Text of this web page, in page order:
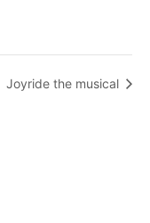
Joyride the musical